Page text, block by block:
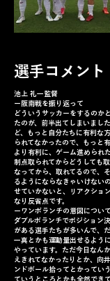
選手コメント
池上 礼一監督
ー阪南戦を振り返って
どういうサッカーをするのか
たのが、前半出てしまいまし
ど、もっと自分たちに有利な
られてなかったので、もっと
より有利に、ゲーム進められ
制点取られてからどうしても
なってから、取れてるので、
るようにならなきゃいけない
せていかないと、リアクショ
なり反省点です。
ーワンボランチの意図について
ダブルボランチでポジション
がある選手たちが多いんで、
一真とかも運動量出せるよ
やっています。ただ今日なん
えきれてなかったりとか、向
ンドボール拾ってとかってい
ていうところとかも全然でき